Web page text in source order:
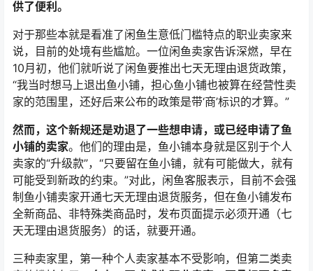
供了便利。
对于那些本就是看准了闲鱼生意低门槛特点的职业卖家来
说，目前的处境有些尴尬。一位闲鱼卖家告诉深燃，早在
10月初，他们就听说了闲鱼要推出七天无理由退货政策，
“我当时想马上退出鱼小铺，担心鱼小铺也被算在经营性卖
家的范围里，还好后来公布的政策是带‘商’标识的才算。”
然而，这个新规还是劝退了一些想申请，或已经申请了鱼
小铺的卖家。他们的理由是，鱼小铺本身就是区别于个人
卖家的“升级款”，“只要留在鱼小铺，就有可能做大，就有
可能受到新政的约束。”对此，闲鱼客服表示，目前不会强
制鱼小铺卖家开通七天无理由退货服务，但在鱼小铺发布
全新商品、非特殊类商品时，发布页面提示必须开通（七
天无理由退货服务）的话，就要开通。
三种卖家里，第一种个人卖家基本不受影响，但第二类卖